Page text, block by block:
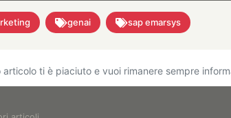
genai sap emarsys
articolo ti è piaciuto e vuoi rimanere sempre